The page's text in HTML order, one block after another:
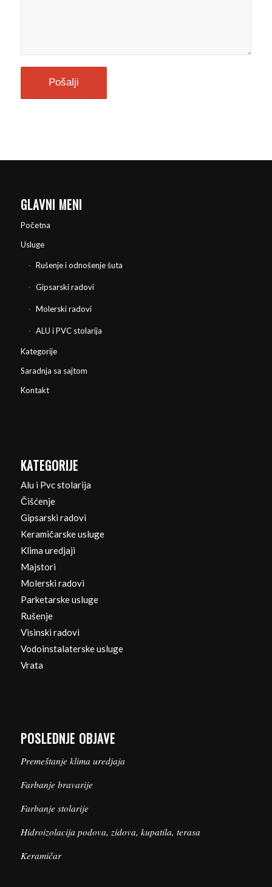
GLAVNI MENI
Početna
Usluge
Rušenje i odnošenje šuta
Gipsarski radovi
Molerski radovi
ALU i PVC stolarija
Kategorije
Saradnja sa sajtom
Kontakt
KATEGORIJE
Alu i Pvc stolarija
Čišćenje
Gipsarski radovi
Keramičarske usluge
Klima uredjaji
Majstori
Molerski radovi
Parketarske usluge
Rušenje
Visinski radovi
Vodoinstalaterske usluge
Vrata
POSLEDNJE OBJAVE
Premeštanje klima uredjaja
Farbanje bravarije
Farbanje stolarije
Hidroizolacija podova, zidova, kupatila, terasa
Keramičar